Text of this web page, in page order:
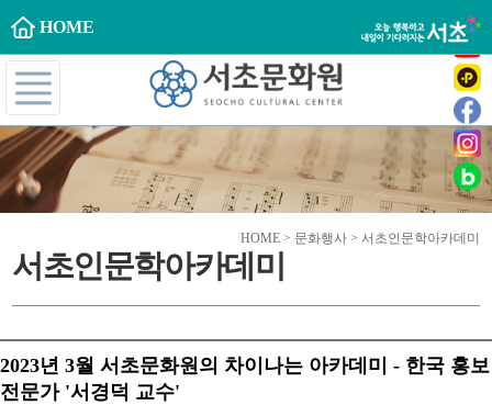
HOME
HOME > 문화행사 > 서초인문학아카데미
서초인문학아카데미
2023년 3월 서초문화원의 차이나는 아카데미 - 한국 홍보
전문가 '서경덕 교수'